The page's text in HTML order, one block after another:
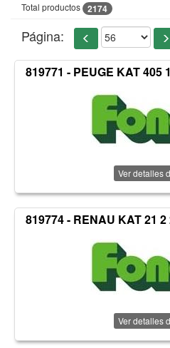
Total productos 2174
Página:
819771 - PEUGE KAT 405
Ver detalles
819774 - RENAU KAT 21
Ver detalles